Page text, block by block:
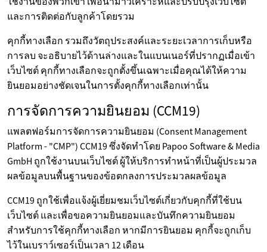
และการติดต่อกับลูกค้าโดยรวม
คุกกี้ทางเลือก รวมถึงวัตถุประสงค์และระยะเวลาการเก็บหรือ
การลบ จะอธิบายไว้ด้านล่างและในแบนเนอร์ที่ปรากฏเมื่อเข้า
เว็บไซต์ คุกกี้ทางเลือกจะถูกตั้งขึ้นเฉพาะเมื่อคุณได้ให้ความ
ยินยอมอย่างชัดเจนในการตั้งคุกกี้ทางเลือกเท่านั้น
การจัดการความยินยอม (CCM19)
แพลตฟอร์มการจัดการความยินยอม (Consent Management
Platform - "CMP") CCM19 ซึ่งจัดทำโดย Papoo Software & Media
GmbH ถูกใช้งานบนเว็บไซต์ ผู้ให้บริการทำหน้าที่เป็นผู้ประมวล
ผลข้อมูลบนพื้นฐานของข้อตกลงการประมวลผลข้อมูล
CCM19 ถูกใช้เพื่อแจ้งผู้เยี่ยมชมเว็บไซต์เกี่ยวกับคุกกี้ที่ใช้บน
เว็บไซต์ และเพื่อขอความยินยอมและบันทึกความยินยอม
สำหรับการใช้คุกกี้ทางเลือก หากมีการยินยอม คุกกี้จะถูกเก็บ
ไว้ในเบราว์เซอร์เป็นเวลา 12 เดือน